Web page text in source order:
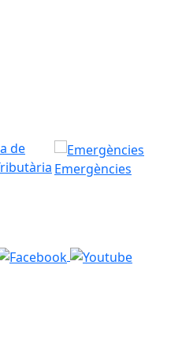
Emergències